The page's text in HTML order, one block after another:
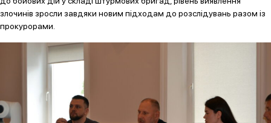
злочинів зросли завдяки новим підходам до розслідувань разом із
прокурорами.